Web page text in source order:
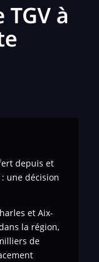
à
depuis et
: une décision
et Aix-
la région,
de